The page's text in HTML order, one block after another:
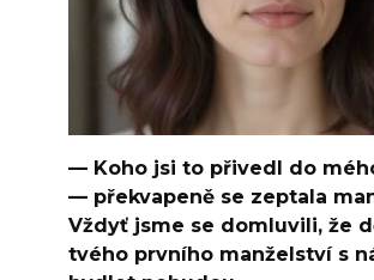
— Koho jsi to přivedl do
— překvapeně se zeptala
Vždyť jsme se domluvili, že
tvého prvního manželství s